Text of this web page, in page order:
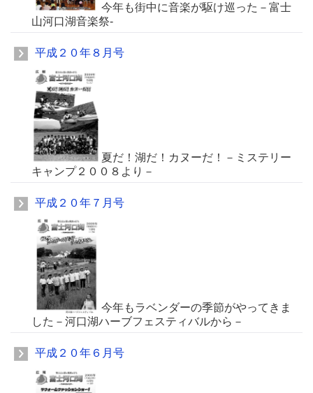
今年も街中に音楽が駆け巡った－富士
山河口湖音楽祭-
平成２０年８月号
夏だ！湖だ！カヌーだ！－ミステリー
キャンプ２００８より－
平成２０年７月号
今年もラベンダーの季節がやってきま
した－河口湖ハーブフェスティバルから－
平成２０年６月号